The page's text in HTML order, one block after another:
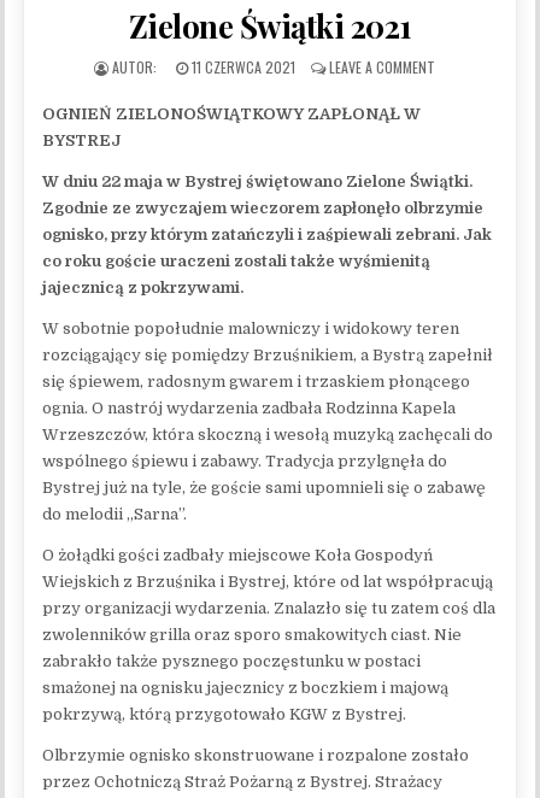
Zielone Świątki 2021
PUBLISHED DATE:
11 CZERWCA 2021 LEAVE A COMMENTON ZIELONE
OGNIEŃ ZIELONOŚWIĄTKOWY ZAPŁONĄŁ W
BYSTREJ
W dniu 22 maja w Bystrej świętowano Zielone Świątki.
Zgodnie ze zwyczajem wieczorem zapłonęło olbrzymie
ognisko, przy którym zatańczyli i zaśpiewali zebrani. Jak
co roku goście uraczeni zostali także wyśmienitą
jajecznicą z pokrzywami.
W sobotnie popołudnie malowniczy i widokowy teren
rozciągający się pomiędzy Brzuśnikiem, a Bystrą zapełnił
się śpiewem, radosnym gwarem i trzaskiem płonącego
ognia. O nastrój wydarzenia zadbała Rodzinna Kapela
Wrzeszczów, która skoczną i wesołą muzyką zachęcali do
wspólnego śpiewu i zabawy. Tradycja przylgnęła do
Bystrej już na tyle, że goście sami upomnieli się o zabawę
do melodii „Sarna”.
O żołądki gości zadbały miejscowe Koła Gospodyń
Wiejskich z Brzuśnika i Bystrej, które od lat współpracują
przy organizacji wydarzenia. Znalazło się tu zatem coś dla
zwolenników grilla oraz sporo smakowitych ciast. Nie
zabrakło także pysznego poczęstunku w postaci
smażonej na ognisku jajecznicy z boczkiem i majową
pokrzywą, którą przygotowało KGW z Bystrej.
Olbrzymie ognisko skonstruowane i rozpalone zostało
przez Ochotniczą Straż Pożarną z Bystrej. Strażacy